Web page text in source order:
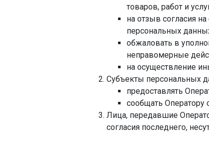
товаров, работ и
на отзыв согласия
персональных
обжаловать в
неправомерные
на осуществление
Субъекты персональных
предоставлять
сообщать Оператору
Лица, передавшие
согласия последнего,